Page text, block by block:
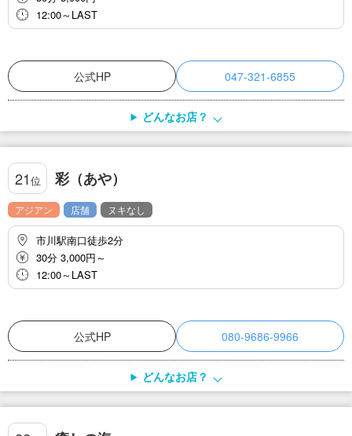
12:00～LAST
公式HP 047-321-6855
どんなお店？
21位 彩（あや）
アジアン 店舗 ヌキなし
市川駅南口徒歩2分
30分 3,000円～
12:00～LAST
公式HP 080-9686-9966
どんなお店？